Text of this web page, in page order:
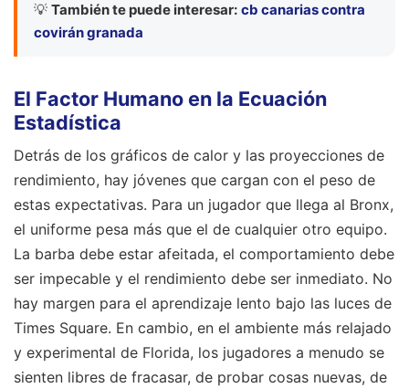
💡 También te puede interesar: cb canarias contra
covirán granada
El Factor Humano en la Ecuación
Estadística
Detrás de los gráficos de calor y las proyecciones de
rendimiento, hay jóvenes que cargan con el peso de
estas expectativas. Para un jugador que llega al Bronx,
el uniforme pesa más que el de cualquier otro equipo.
La barba debe estar afeitada, el comportamiento debe
ser impecable y el rendimiento debe ser inmediato. No
hay margen para el aprendizaje lento bajo las luces de
Times Square. En cambio, en el ambiente más relajado
y experimental de Florida, los jugadores a menudo se
sienten libres de fracasar, de probar cosas nuevas, de